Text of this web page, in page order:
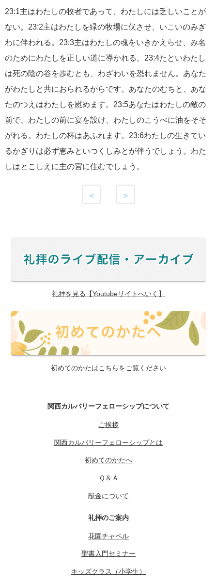
23:1主はわたしの牧者であって、わたしには乏しいことが
ない。23:2主はわたしを緑の牧場に伏させ、いこいのみぎ
わに伴われる。23:3主はわたしの魂をいきかえらせ、み名
のためにわたしを正しい道に導かれる。23:4たといわたし
は死の陰の谷を歩むとも、わざわいを恐れません。あなた
がわたしと共におられるからです。あなたのむちと、あな
たのつえはわたしを慰めます。23:5あなたはわたしの敵の
前で、わたしの前に宴を設け、わたしのこうべに油をそそ
がれる。わたしの杯はあふれます。23:6わたしの生きてい
るかぎりは必ず恵みといつくしみとが伴うでしょう。わた
しはとこしえに主の宮に住むでしょう。
＜ ＞
礼拝を見る【Youtubeサイトへいく】
初めてのかたはこちらをご覧ください
関西カルバリーフェローシップについて
ご挨拶
関西カルバリーフェローシップとは
初めてのかたへ
Ｑ＆Ａ
献金について
礼拝のご案内
花園チャペル
聖書入門セミナー
キッズクラス（小学生）